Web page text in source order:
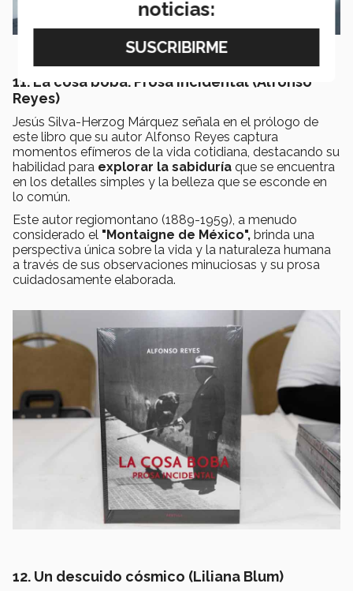
11. La cosa boba. Prosa incidental (Alfonso
Reyes)
Jesús Silva-Herzog Márquez señala en el prólogo de
este libro que su autor Alfonso Reyes captura
momentos efímeros de la vida cotidiana, destacando su
habilidad para explorar la sabiduría que se encuentra
en los detalles simples y la belleza que se esconde en
lo común.
Este autor regiomontano (1889-1959), a menudo
considerado el "Montaigne de México", brinda una
perspectiva única sobre la vida y la naturaleza humana
a través de sus observaciones minuciosas y su prosa
cuidadosamente elaborada.
12. Un descuido cósmico (Liliana Blum)
noticias: